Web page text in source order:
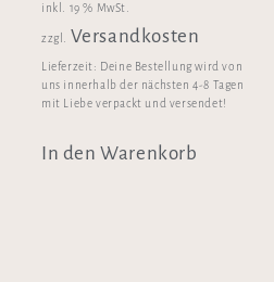
inkl. 19 % MwSt.
zzgl. Versandkosten
Lieferzeit: Deine Bestellung wird von
uns innerhalb der nächsten 4-8 Tagen
mit Liebe verpackt und versendet!
In den Warenkorb